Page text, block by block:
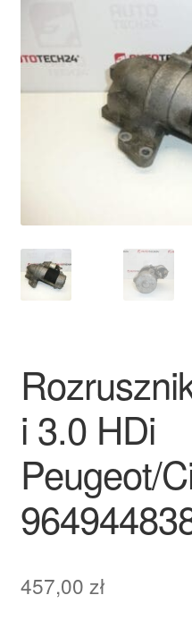
Moje konto
Procedura reklamacyjna
Skarga
Zamówienia
Zasady i warunki
i 3.0 HDi
Peugeot/
457,00 zł